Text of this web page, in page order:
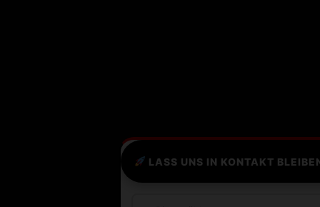
LASS UNS IN KONTAKT